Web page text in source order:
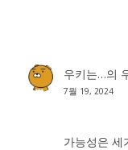
우키는…의
7월 19, 2024
가능성은 세